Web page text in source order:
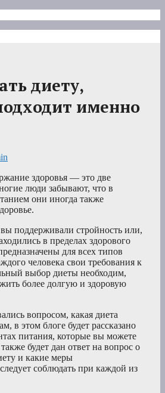
диету,
именно
здоровья — это две
люди забывают, что в
они иногда также
поддерживали стройность или,
в пределах здорового
для всех типов
человека свои требования к
выбор диеты необходим,
более долгую и здоровую
вопросом, какая диета
в этом блоге будет рассказано
питания, которые вы можете
будет дан ответ на вопрос о
и какие меры
соблюдать при каждой из